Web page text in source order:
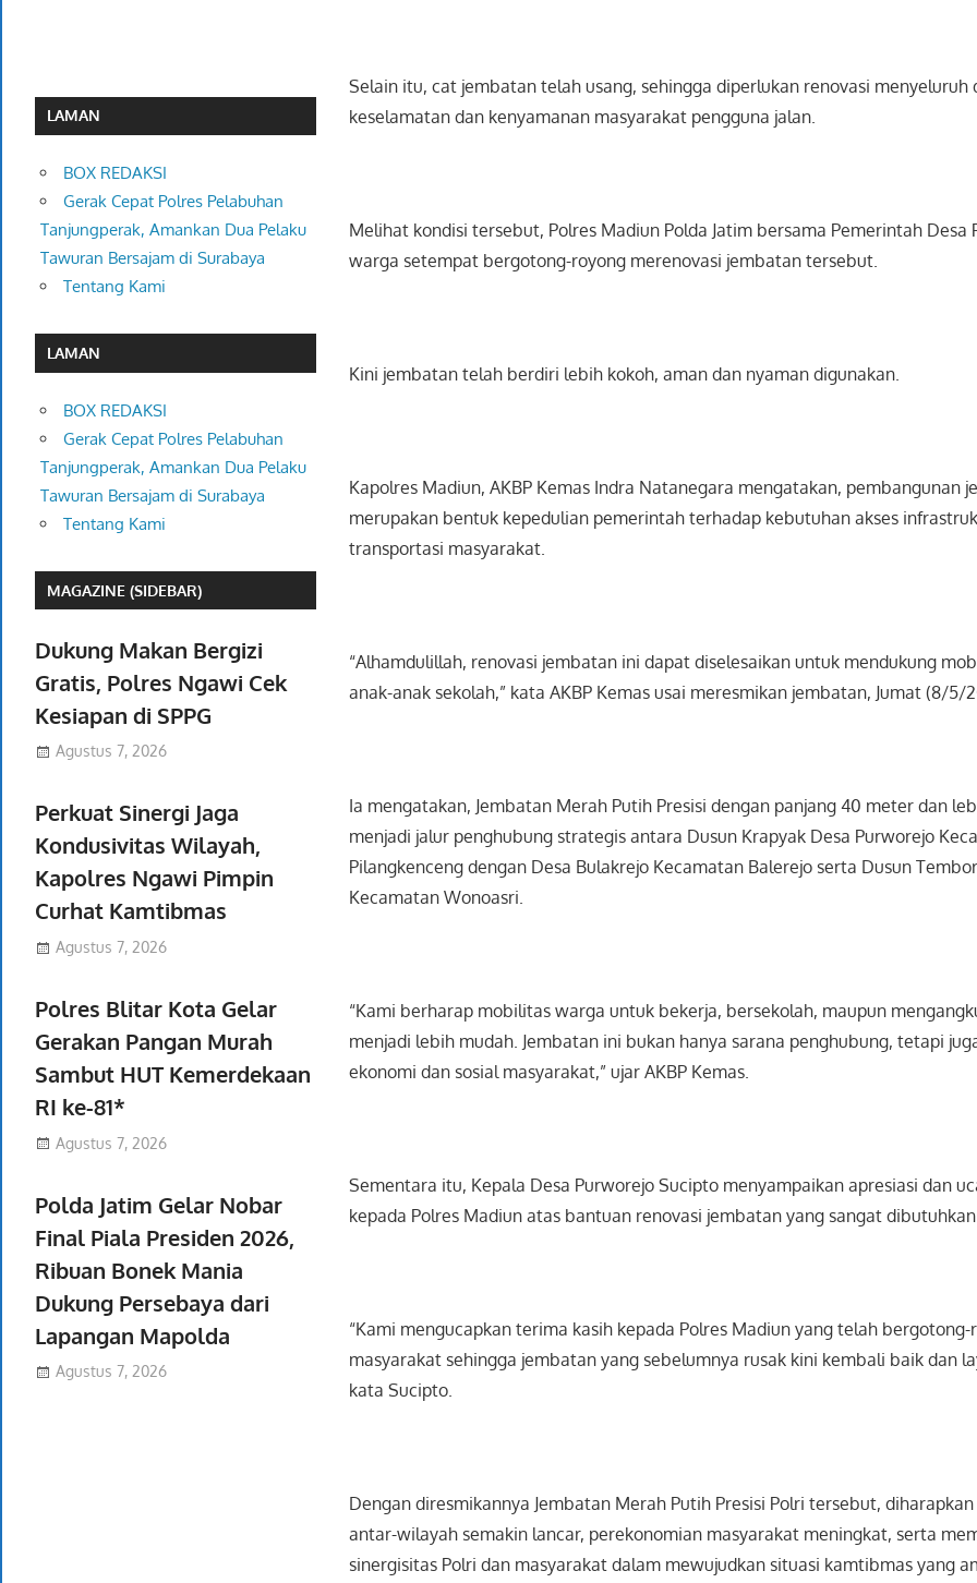
Selain itu, cat jembatan telah usang, sehingga diperlukan renovasi menyeluruh
keselamatan dan kenyamanan masyarakat pengguna jalan.
Melihat kondisi tersebut, Polres Madiun Polda Jatim bersama Pemerintah Desa
warga setempat bergotong-royong merenovasi jembatan tersebut.
Kini jembatan telah berdiri lebih kokoh, aman dan nyaman digunakan.
Kapolres Madiun, AKBP Kemas Indra Natanegara mengatakan, pembangunan
merupakan bentuk kepedulian pemerintah terhadap kebutuhan akses
transportasi masyarakat.
“Alhamdulillah, renovasi jembatan ini dapat diselesaikan untuk mendukung
anak-anak sekolah,” kata AKBP Kemas usai meresmikan jembatan, Jumat (8/5/
Ia mengatakan, Jembatan Merah Putih Presisi dengan panjang 40 meter dan
menjadi jalur penghubung strategis antara Dusun Krapyak Desa Purworejo
Pilangkenceng dengan Desa Bulakrejo Kecamatan Balerejo serta Dusun
Kecamatan Wonoasri.
“Kami berharap mobilitas warga untuk bekerja, bersekolah, maupun
menjadi lebih mudah. Jembatan ini bukan hanya sarana penghubung, tetapi
ekonomi dan sosial masyarakat,” ujar AKBP Kemas.
Sementara itu, Kepala Desa Purworejo Sucipto menyampaikan apresiasi dan
kepada Polres Madiun atas bantuan renovasi jembatan yang sangat
“Kami mengucapkan terima kasih kepada Polres Madiun yang telah
masyarakat sehingga jembatan yang sebelumnya rusak kini kembali baik dan
kata Sucipto.
Dengan diresmikannya Jembatan Merah Putih Presisi Polri tersebut,
antar-wilayah semakin lancar, perekonomian masyarakat meningkat, serta
sinergisitas Polri dan masyarakat dalam mewujudkan situasi kamtibmas yang
LAMAN
BOX REDAKSI
Gerak Cepat Polres Pelabuhan
Tanjungperak, Amankan Dua Pelaku
Tawuran Bersajam di Surabaya
Tentang Kami
LAMAN
BOX REDAKSI
Gerak Cepat Polres Pelabuhan
Tanjungperak, Amankan Dua Pelaku
Tawuran Bersajam di Surabaya
Tentang Kami
MAGAZINE (SIDEBAR)
Dukung Makan Bergizi
Gratis, Polres Ngawi Cek
Kesiapan di SPPG
Agustus 7, 2026
Perkuat Sinergi Jaga
Kondusivitas Wilayah,
Kapolres Ngawi Pimpin
Curhat Kamtibmas
Agustus 7, 2026
Polres Blitar Kota Gelar
Gerakan Pangan Murah
Sambut HUT Kemerdekaan
RI ke-81*
Agustus 7, 2026
Polda Jatim Gelar Nobar
Final Piala Presiden 2026,
Ribuan Bonek Mania
Dukung Persebaya dari
Lapangan Mapolda
Agustus 7, 2026